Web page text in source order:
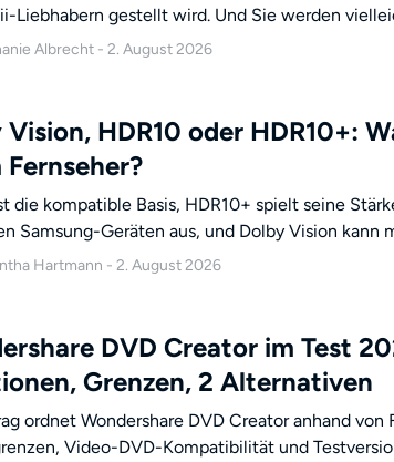
Liebhabern gestellt wird. Und Sie werden
herausfinden, dass die Antwort auf diese Frage
Albrecht - 2. August 2026
Vision, HDR10 oder HDR10+:
Fernseher?
die kompatible Basis, HDR10+ spielt seine
Samsung-Geräten aus, und Dolby Vision kann
gutem Tone Mapping sichtbar profitieren. Der
Hartmann - 2. August 2026
DVD Creator im Test
Grenzen, 2 Alternativen
ordnet Wondershare DVD Creator anhand von
Video-DVD-Kompatibilität und